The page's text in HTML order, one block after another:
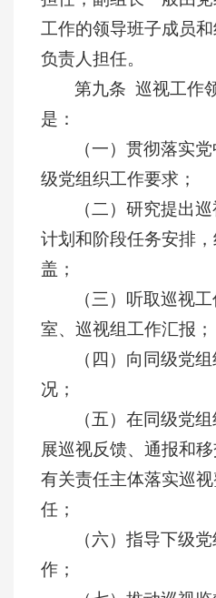
工作的领导班子成员
负责人担任。
第九条 巡视工作
是：
（一）贯彻落实
级党组织工作要求；
（二）研究提出
计划和阶段任务安排
盖；
（三）听取巡视
室、巡视组工作汇报；
（四）向同级党
况；
（五）在同级党
展巡视反馈、通报和
有关责任主体落实巡
任；
（六）指导下级
作；